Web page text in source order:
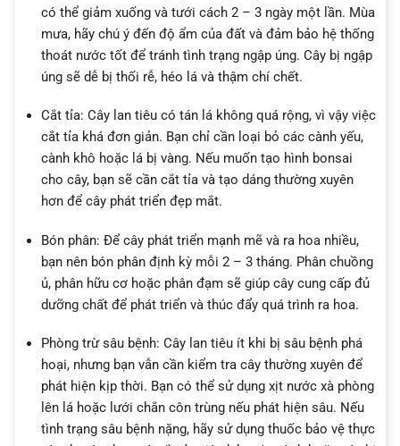
có thể giảm xuống và tưới cách 2 – 3 ngày một lần. Mùa
mưa, hãy chú ý đến độ ẩm của đất và đảm bảo hệ thống
thoát nước tốt để tránh tình trạng ngập úng. Cây bị ngập
úng sẽ dễ bị thối rễ, héo lá và thậm chí chết.
Cắt tỉa: Cây lan tiêu có tán lá không quá rộng, vì vậy việc
cắt tỉa khá đơn giản. Bạn chỉ cần loại bỏ các cành yếu,
cành khô hoặc lá bị vàng. Nếu muốn tạo hình bonsai
cho cây, bạn sẽ cần cắt tỉa và tạo dáng thường xuyên
hơn để cây phát triển đẹp mắt.
Bón phân: Để cây phát triển mạnh mẽ và ra hoa nhiều,
bạn nên bón phân định kỳ mỗi 2 – 3 tháng. Phân chuồng
ủ, phân hữu cơ hoặc phân đạm sẽ giúp cây cung cấp đủ
dưỡng chất để phát triển và thúc đẩy quá trình ra hoa.
Phòng trừ sâu bệnh: Cây lan tiêu ít khi bị sâu bệnh phá
hoại, nhưng bạn vẫn cần kiểm tra cây thường xuyên để
phát hiện kịp thời. Bạn có thể sử dụng xịt nước xà phòng
lên lá hoặc lưới chắn côn trùng nếu phát hiện sâu. Nếu
tình trạng sâu bệnh nặng, hãy sử dụng thuốc bảo vệ thực